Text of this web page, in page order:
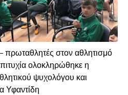
πρωταθλητές στον αθλητισμό
ολοκληρώθηκε η
ψυχολόγου και
Υφαντίδη